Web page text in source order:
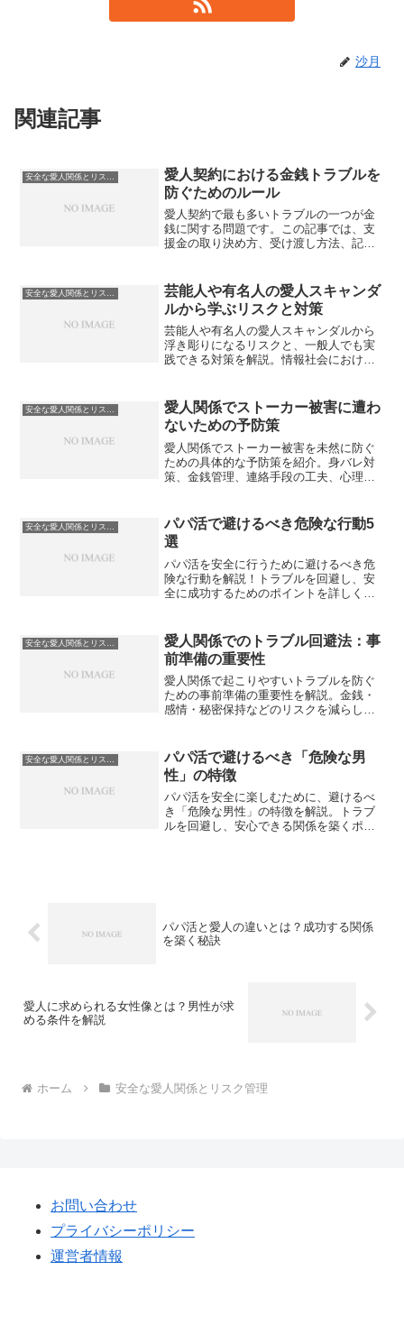
沙月
関連記事
愛人契約における金銭トラブルを
防ぐためのルール
愛人契約で最も多いトラブルの一つが金
銭に関する問題です。この記事では、支
援金の取り決め方、受け渡し方法、記録
芸能人や有名人の愛人スキャンダ
ルから学ぶリスクと対策
芸能人や有名人の愛人スキャンダルから
浮き彫りになるリスクと、一般人でも実
践できる対策を解説。情報社会における
安全な愛人関係とリスク管理
愛人関係でストーカー被害に遭わ
ないための予防策
愛人関係でストーカー被害を未然に防ぐ
ための具体的な予防策を紹介。身バレ対
策、金銭管理、連絡手段の工夫、心理的
パパ活で避けるべき危険な行動5
選
パパ活を安全に行うために避けるべき危
険な行動を解説！トラブルを回避し、安
全に成功するためのポイントを詳しく紹
愛人関係でのトラブル回避法：事
前準備の重要性
愛人関係で起こりやすいトラブルを防ぐ
ための事前準備の重要性を解説。金銭・
感情・秘密保持などのリスクを減らし、
安全な愛人関係とリスク管理
パパ活で避けるべき「危険な男
性」の特徴
パパ活を安全に楽しむために、避けるべ
き「危険な男性」の特徴を解説。トラブ
ルを回避し、安心できる関係を築くポイ
パパ活と愛人の違いとは？成功する関係
を築く秘訣
愛人に求められる女性像とは？男性が求
める条件を解説
ホーム 安全な愛人関係とリスク管理
お問い合わせ
プライバシーポリシー
運営者情報